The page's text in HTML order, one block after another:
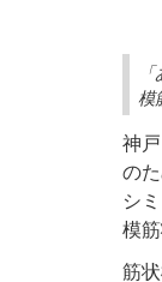
模
神
の
シ
模
筋